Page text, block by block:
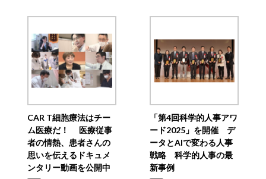
CAR T細胞療法はチー
ム医療だ！ 医療従事
者の情熱、患者さんの
思いを伝えるドキュメ
ンタリー動画を公開中
「第4回科学的人事アワ
ード2025」を開催 デ
ータとAIで変わる人事
戦略 科学的人事の最
新事例